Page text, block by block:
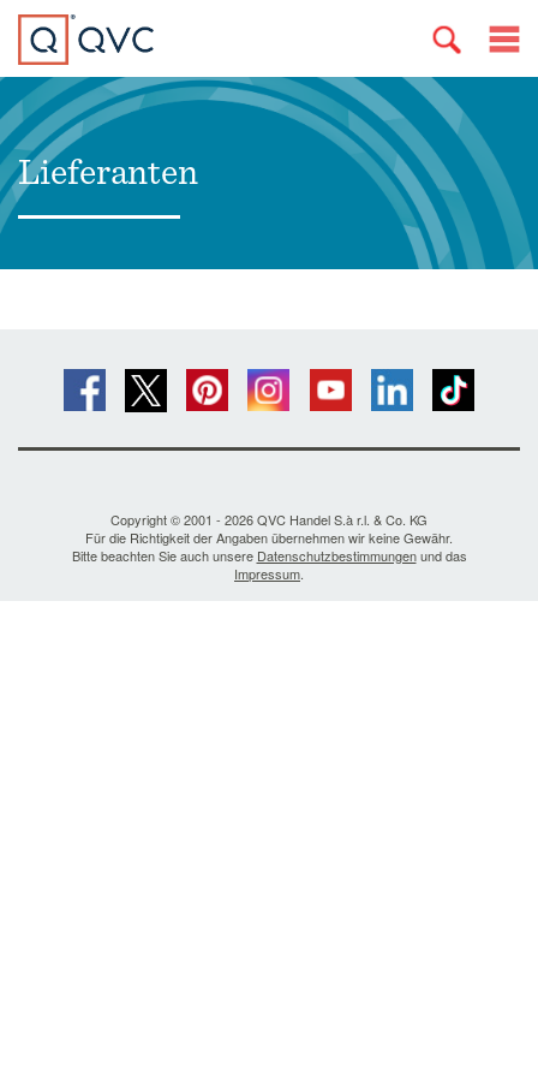
Lieferanten
Copyright © 2001 - 2026 QVC Handel S.à r.l. & Co. KG
Für die Richtigkeit der Angaben übernehmen wir keine Gewähr.
Bitte beachten Sie auch unsere Datenschutzbestimmungenund das
Impressum.